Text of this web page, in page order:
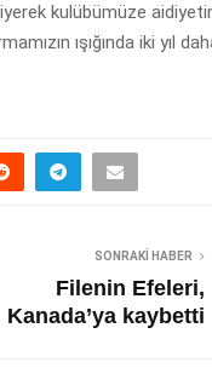
kulübümüze
ışığında iki yıl
SONRAKI HABER
Filenin Efeleri,
Kanada’ya kaybetti